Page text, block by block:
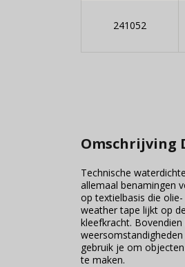
241052
Omschrijving
Technische
allemaal benamingen
op textielbasis die
weather tape lijkt op
kleefkracht.
gebruik je om
te maken.